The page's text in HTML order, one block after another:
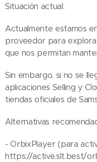
Situación actual:
Actualmente estamos
proveedor para
que nos permitan
Sin embargo, si no se
aplicaciones Selling y
tiendas oficiales de
Alternativas
- OrbixPlayer (para
https://active.slt.best/